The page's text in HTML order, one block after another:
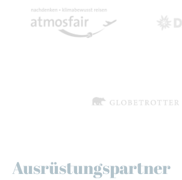
Ausrüstungspartner